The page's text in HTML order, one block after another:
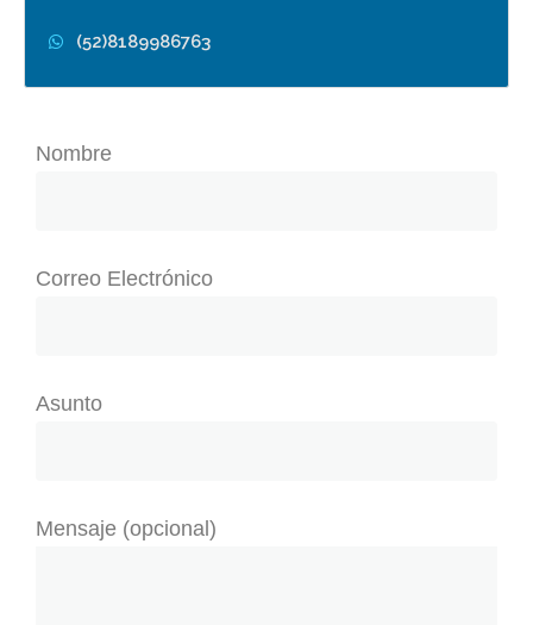
(52)8189986763
Nombre
Correo Electrónico
Asunto
Mensaje (opcional)